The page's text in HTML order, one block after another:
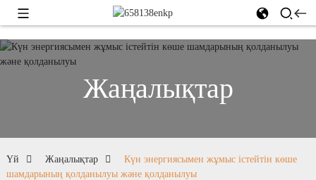
Жаңалықтар
Үй Жаңалықтар
Күн энергиясымен жұмыс істейтін көше
шамдарының қолданылуы және қолданылуы